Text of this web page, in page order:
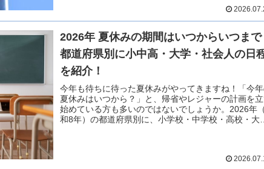
2026年 夏休みの期間はいつからいつまで
都道府県別に小中高・大学・社会人の日
を紹介！
今年も待ちに待った夏休みがやってきますね！「今
夏休みはいつから？」と、帰省やレジャーの計画を
始めている方も多いのではないでしょうか。2026年
和8年）の都道府県別に、小学校・中学校・高校・大